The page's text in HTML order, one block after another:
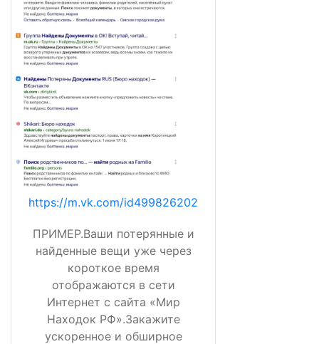
https://m.vk.com/id499826202
ПРИМЕР.Ваши потерянные и
найденные вещи уже через
короткое время
отображаются в сети
Интернет с сайта «Мир
Находок РФ».Закажите
ускоренное и обширное